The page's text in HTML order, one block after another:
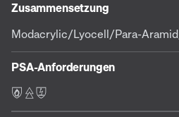
Zusammensetzung
Modacrylic/Lyocell/Para-
PSA-Anforderungen
F E S